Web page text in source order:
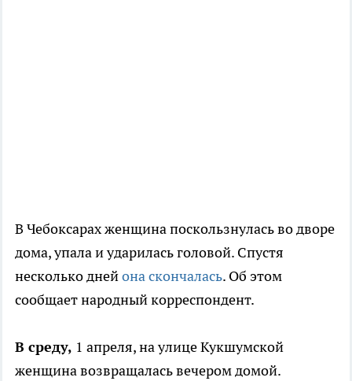
В Чебоксарах женщина поскользнулась во дворе
дома, упала и ударилась головой. Спустя
несколько днейона скончалась. Об этом
сообщает народный корреспондент.
В среду, 1 апреля, на улице Кукшумской
женщина возвращалась вечером домой.